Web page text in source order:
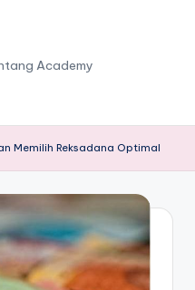
Academy
Memilih Reksadana Optimal